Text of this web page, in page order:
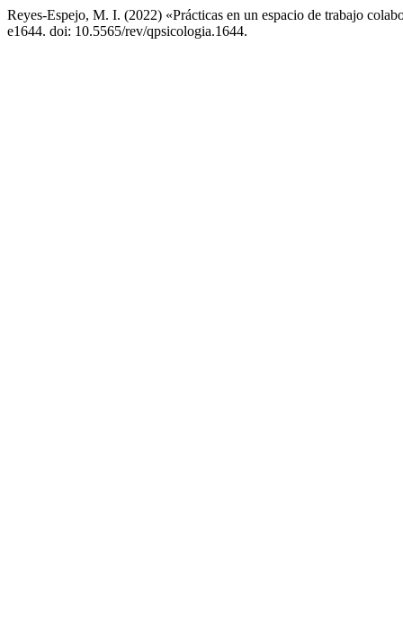
Reyes-Espejo, M. I. (2022) «Prácticas en un espacio de trabajo
e1644. doi: 10.5565/rev/qpsicologia.1644.